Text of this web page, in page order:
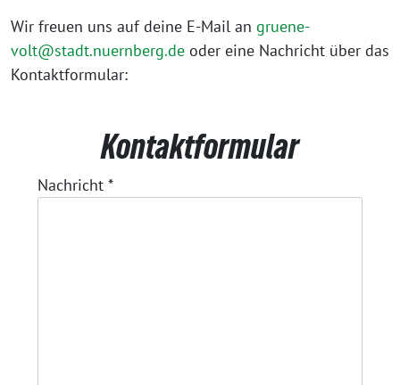
Wir freuen uns auf deine E-Mail an gruene-
volt@stadt.nuernberg.de oder eine Nachricht über das
Kontaktformular:
Kontaktformular
Nachricht *